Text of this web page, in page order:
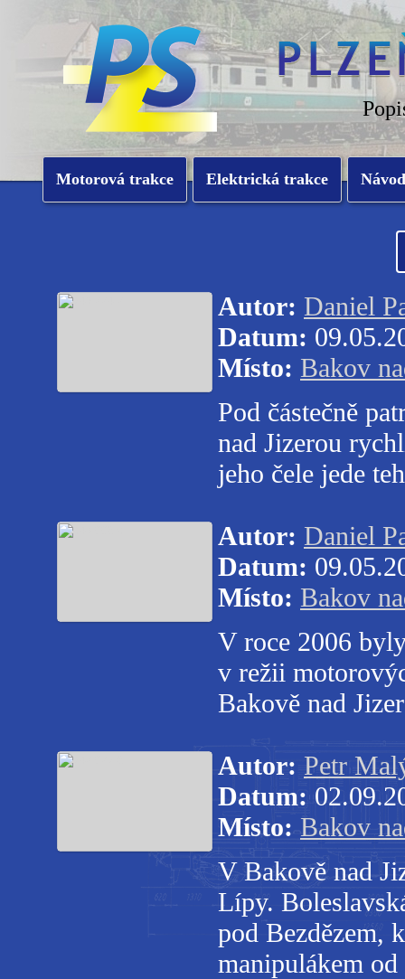
Motorová trakce Elektrická trakce
Autor: Daniel
Datum:
Místo: Bakov
Pod částečně
nad Jizerou
jeho čele jede
Autor: Daniel
Datum:
Místo: Bakov
V roce 2006
v režii
Bakově nad
Autor: Petr
Datum:
Místo: Bakov
V Bakově nad
Lípy.
pod Bezdězem,
manipulákem